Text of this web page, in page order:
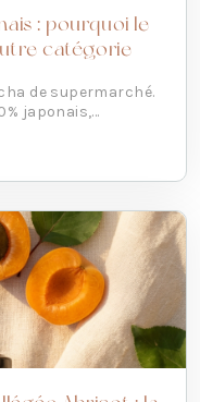
: pourquoi le
catégorie
de supermarché.
japonais,...